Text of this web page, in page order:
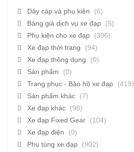
Dây cáp và phụ kiện
(6)
Bảng giá dịch vụ xe đạp
(5)
Phụ kiện cho xe đạp
(306)
Xe đạp thời trang
(94)
Xe đạp thông dụng
(0)
Sản phẩm
(0)
Trang phục - Bảo hộ xe đạp
(419)
Sản phẩm khác
(7)
Xe đạp khác
(98)
Xe đạp Fixed Gear
(104)
Xe đạp điện
(0)
Phụ tùng xe đạp
(902)